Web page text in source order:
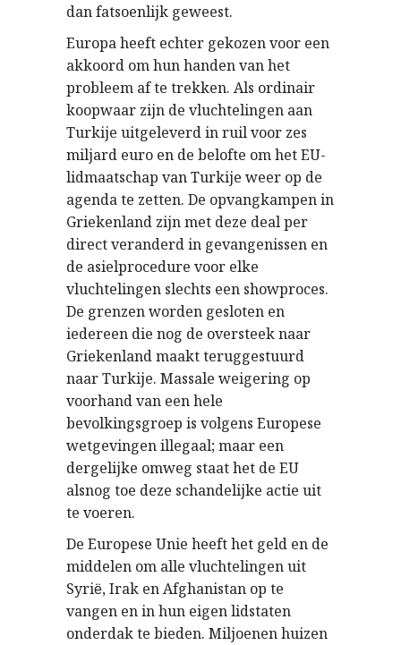
dan fatsoenlijk geweest.
Europa heeft echter gekozen voor een
akkoord om hun handen van het
probleem af te trekken. Als ordinair
koopwaar zijn de vluchtelingen aan
Turkije uitgeleverd in ruil voor zes
miljard euro en de belofte om het EU-
lidmaatschap van Turkije weer op de
agenda te zetten. De opvangkampen in
Griekenland zijn met deze deal per
direct veranderd in gevangenissen en
de asielprocedure voor elke
vluchtelingen slechts een showproces.
De grenzen worden gesloten en
iedereen die nog de oversteek naar
Griekenland maakt teruggestuurd
naar Turkije. Massale weigering op
voorhand van een hele
bevolkingsgroep is volgens Europese
wetgevingen illegaal; maar een
dergelijke omweg staat het de EU
alsnog toe deze schandelijke actie uit
te voeren.
De Europese Unie heeft het geld en de
middelen om alle vluchtelingen uit
Syrië, Irak en Afghanistan op te
vangen en in hun eigen lidstaten
onderdak te bieden. Miljoenen huizen